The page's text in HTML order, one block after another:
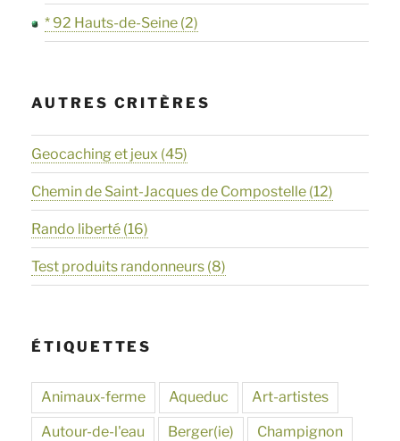
* 92 Hauts-de-Seine (2)
AUTRES CRITÈRES
Geocaching et jeux (45)
Chemin de Saint-Jacques de Compostelle (12)
Rando liberté (16)
Test produits randonneurs (8)
ÉTIQUETTES
Animaux-ferme Aqueduc Art-artistes
Autour-de-l'eau Berger(ie) Champignon